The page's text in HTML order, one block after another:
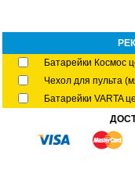
Батарейки Космос
Чехол для пульта
Батарейки VARTA